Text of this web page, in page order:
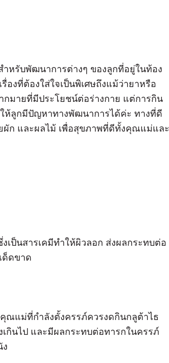
หรับพัฒนาการต่างๆ ของลูกที่อยู่ในท้อง
องที่ต้องใส่ใจเป็นพิเศษถึงแม้ว่ายาหรือ
มายที่มีประโยชน์ต่อร่างกาย แต่การกิน
ห้ลูกมีปัญหาทางพัฒนาการได้ค่ะ ทางที่ดี
ก และผลไม้ เพื่อสุขภาพที่ดีทั้งคุณแม่และ
เป็นสารเคมีทำให้ผิวลอก ส่งผลกระทบต่อ
ด็ดขาด
ณแม่ที่กำลังตั้งครรภ์ควรงดกินกลูต้าไธ
กินไป และมีผลกระทบต่อทารกในครรภ์
ง